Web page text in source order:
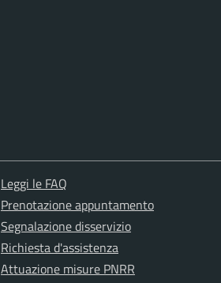
Leggi le FAQ
Prenotazione appuntamento
Segnalazione disservizio
Richiesta d'assistenza
Attuazione misure PNRR